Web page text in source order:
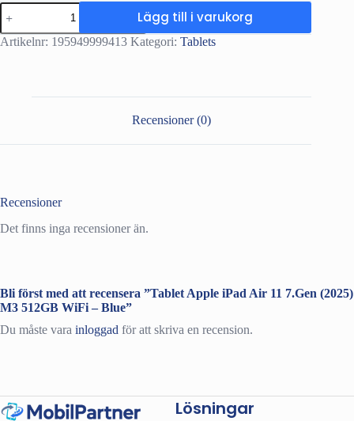
Tablet
Apple
iPad
Air
-
Lägg till i varukorg
Artikelnr: 195949999413 Kategori: Tablets
Recensioner (0)
Recensioner
Det finns inga recensioner än.
Bli först med att recensera ”Tablet Apple iPad Air 11 7.Gen (2025)
M3 512GB WiFi – Blue”
Du måste vara inloggad för att skriva en recension.
Lösningar